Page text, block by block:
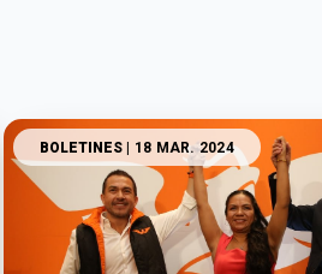
BOLETINES | 18 MAR. 2024